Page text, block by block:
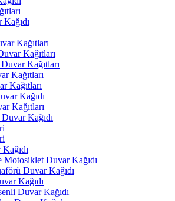
Kağıtları
Kağıtları
Kağıtları
Kağıtları
Kağıtları
Kağıdı
Kağıtları
Kağıdı
Motosiklet Duvar Kağıdı
Duvar Kağıdı
Kağıdı
Duvar Kağıdı